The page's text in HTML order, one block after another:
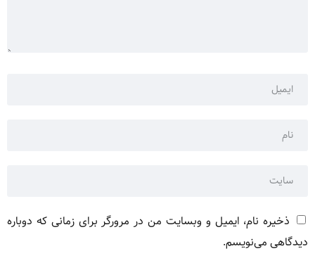
ذخیره نام، ایمیل و وبسایت من در مرورگر برای زمانی که دوباره
دیدگاهی می‌نویسم.